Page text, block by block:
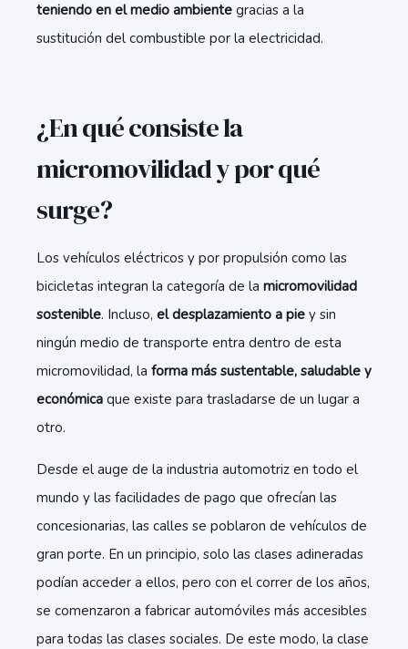
teniendo en el medio ambiente gracias a la
sustitución del combustible por la electricidad.
¿En qué consiste la
micromovilidad y por qué
surge?
Los vehículos eléctricos y por propulsión como las
bicicletas integran la categoría de la micromovilidad
sostenible. Incluso, el desplazamiento a pie y sin
ningún medio de transporte entra dentro de esta
micromovilidad, la forma más sustentable, saludable y
económica que existe para trasladarse de un lugar a
otro.
Desde el auge de la industria automotriz en todo el
mundo y las facilidades de pago que ofrecían las
concesionarias, las calles se poblaron de vehículos de
gran porte. En un principio, solo las clases adineradas
podían acceder a ellos, pero con el correr de los años,
se comenzaron a fabricar automóviles más accesibles
para todas las clases sociales. De este modo, la clase